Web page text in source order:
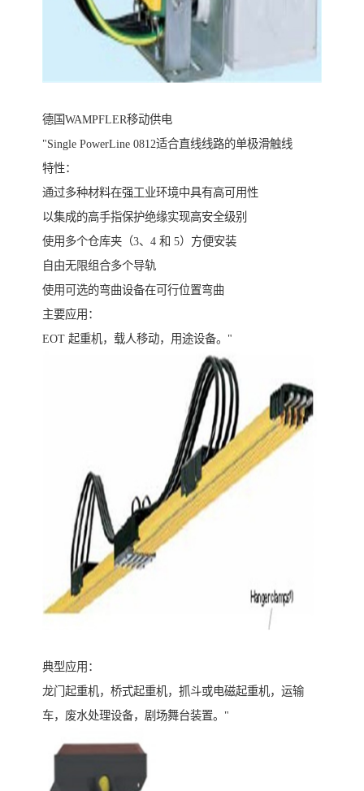
德国WAMPFLER移动供电
"Single PowerLine 0812适合直线线路的单极滑触线
特性：
通过多种材料在强工业环境中具有高可用性
以集成的高手指保护绝缘实现高安全级别
使用多个仓库夹（3、4 和 5）方便安装
自由无限组合多个导轨
使用可选的弯曲设备在可行位置弯曲
主要应用：
EOT 起重机，载人移动，用途设备。"
典型应用：
龙门起重机，桥式起重机，抓斗或电磁起重机，运输
车，废水处理设备，剧场舞台装置。"